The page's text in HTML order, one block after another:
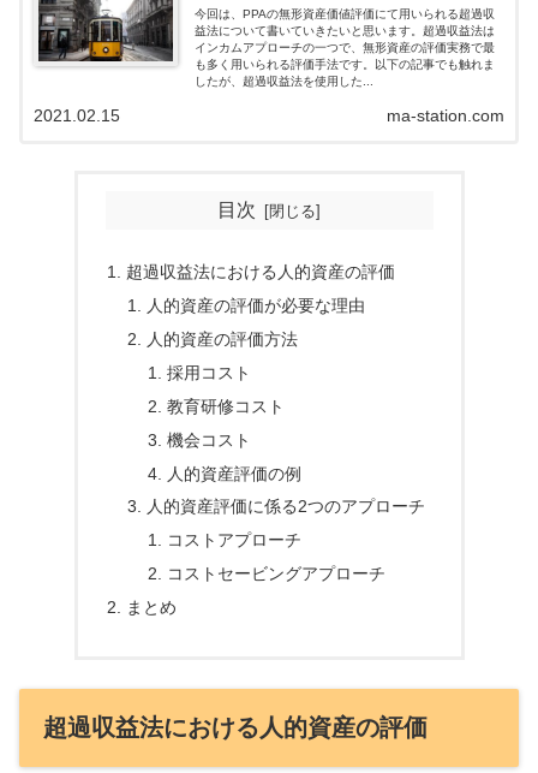
今回は、PPAの無形資産価値評価にて用いられる超過収
益法について書いていきたいと思います。超過収益法は
インカムアプローチの一つで、無形資産の評価実務で最
も多く用いられる評価手法です。以下の記事でも触れま
したが、超過収益法を使用した...
ma-station.com
2021.02.15
目次
超過収益法における人的資産の評価
人的資産の評価が必要な理由
人的資産の評価方法
採用コスト
教育研修コスト
機会コスト
人的資産評価の例
人的資産評価に係る2つのアプローチ
コストアプローチ
コストセービングアプローチ
まとめ
超過収益法における人的資産の評価